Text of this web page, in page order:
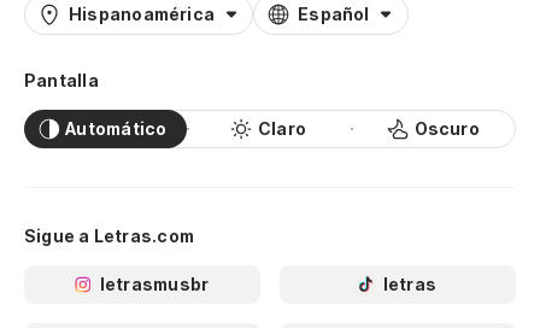
Hispanoamérica Español
Pantalla
Automático Claro Oscuro
Sigue a Letras.com
letrasmusbr letras